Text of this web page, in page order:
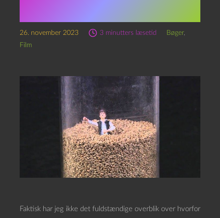
26. november 2023 3 minutters læsetid Bøger,
Film
Faktisk har jeg ikke det fuldstændige overblik over hvorfor